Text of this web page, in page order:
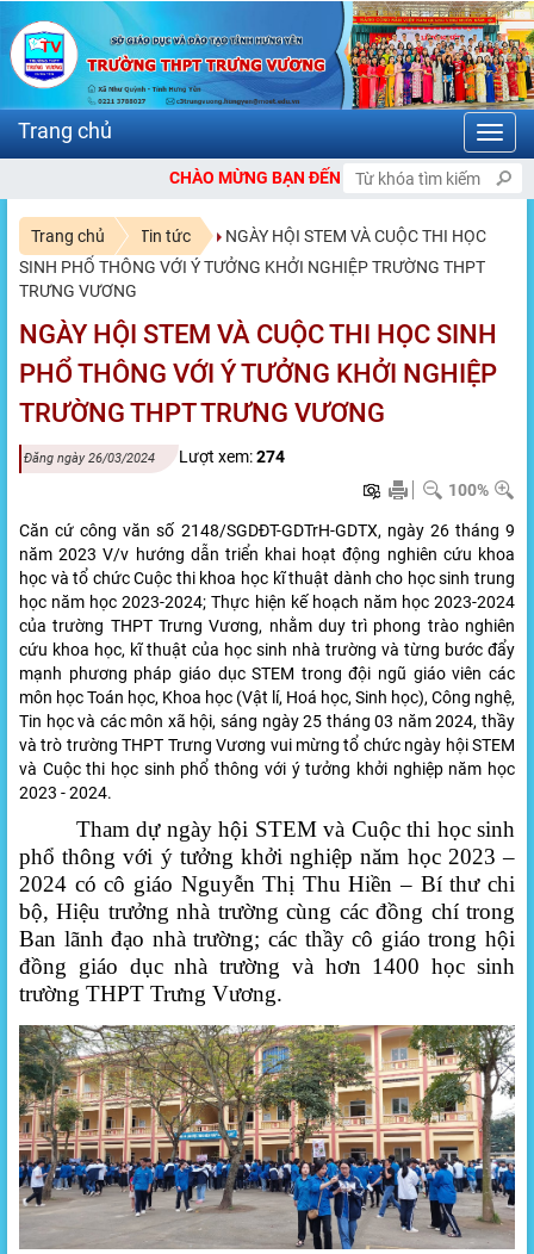
ĐẾN VỚI CỔNG THÔNG TIN ĐIỆN TỬ TRƯỜNG THPT TRƯNG
Trang chủ Tin tức
NGÀY HỘI STEM VÀ CUỘC THI HỌC
SINH PHỔ THÔNG VỚI Ý TƯỞNG KHỞI NGHIỆP TRƯỜNG THPT
TRƯNG VƯƠNG
NGÀY HỘI STEM VÀ CUỘC THI HỌC SINH
PHỔ THÔNG VỚI Ý TƯỞNG KHỞI NGHIỆP
TRƯỜNG THPT TRƯNG VƯƠNG
Đăng ngày 26/03/2024 Lượt xem:274
100%
Căn cứ công văn số 2148/SGDĐT-GDTrH-GDTX, ngày 26 tháng 9
năm 2023 V/v hướng dẫn triển khai hoạt động nghiên cứu khoa
học và tổ chức Cuộc thi khoa học kĩ thuật dành cho học sinh trung
học năm học 2023-2024; Thực hiện kế hoạch năm học 2023-2024
của trường THPT Trưng Vương, nhằm duy trì phong trào nghiên
cứu khoa học, kĩ thuật của học sinh nhà trường và từng bước đẩy
mạnh phương pháp giáo dục STEM trong đội ngũ giáo viên các
môn học Toán học, Khoa học (Vật lí, Hoá học, Sinh học), Công nghệ,
Tin học và các môn xã hội, sáng ngày 25 tháng 03 năm 2024, thầy
và trò trường THPT Trưng Vương vui mừng tổ chức ngày hội STEM
và Cuộc thi học sinh phổ thông với ý tưởng khởi nghiệp năm học
2023 - 2024.
Tham dự ngày hội STEM và Cuộc thi học sinh
phổ thông với ý tưởng khởi nghiệp năm học 2023 –
2024 có cô giáo Nguyễn Thị Thu Hiền – Bí thư chi
bộ, Hiệu trưởng nhà trường cùng các đồng chí trong
Ban lãnh đạo nhà trường; các thầy cô giáo trong hội
đồng giáo dục nhà trường và hơn 1400 học sinh
trường THPT Trưng Vương.